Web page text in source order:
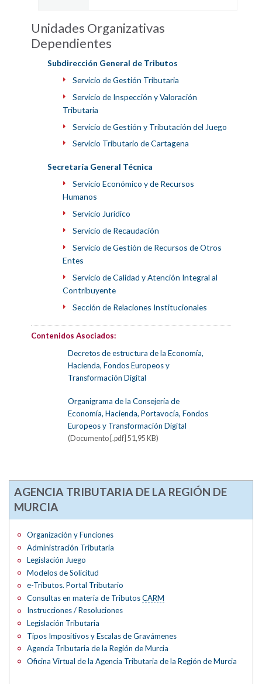
Unidades Organizativas
Dependientes
Subdirección General de Tributos
Servicio de Gestión Tributaria
Servicio de Inspección y Valoración
Tributaria
Servicio de Gestión y Tributación del Juego
Servicio Tributario de Cartagena
Secretaría General Técnica
Servicio Económico y de Recursos
Humanos
Servicio Jurídico
Servicio de Recaudación
Servicio de Gestión de Recursos de Otros
Entes
Servicio de Calidad y Atención Integral al
Contribuyente
Sección de Relaciones Institucionales
Contenidos Asociados:
Decretos de estructura de la Economía,
Hacienda, Fondos Europeos y
Transformación Digital
Organigrama de la Consejería de
Economía, Hacienda, Portavocía, Fondos
Europeos y Transformación Digital
(Documento [.pdf] 51,95 KB)
AGENCIA TRIBUTARIA DE LA REGIÓN DE
MURCIA
Organización y Funciones
Administración Tributaria
Legislación Juego
Modelos de Solicitud
e-Tributos. Portal Tributario
Consultas en materia de TributosCARM
Instrucciones / Resoluciones
Legislación Tributaria
Tipos Impositivos y Escalas de Gravámenes
Agencia Tributaria de la Región de Murcia
Oficina Virtual de la Agencia Tributaria de la Región de Murcia